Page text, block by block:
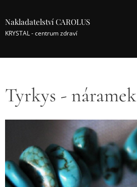
Nakladatelství CAROLUS
KRYSTAL - centrum zdraví
Tyrkys - náramek